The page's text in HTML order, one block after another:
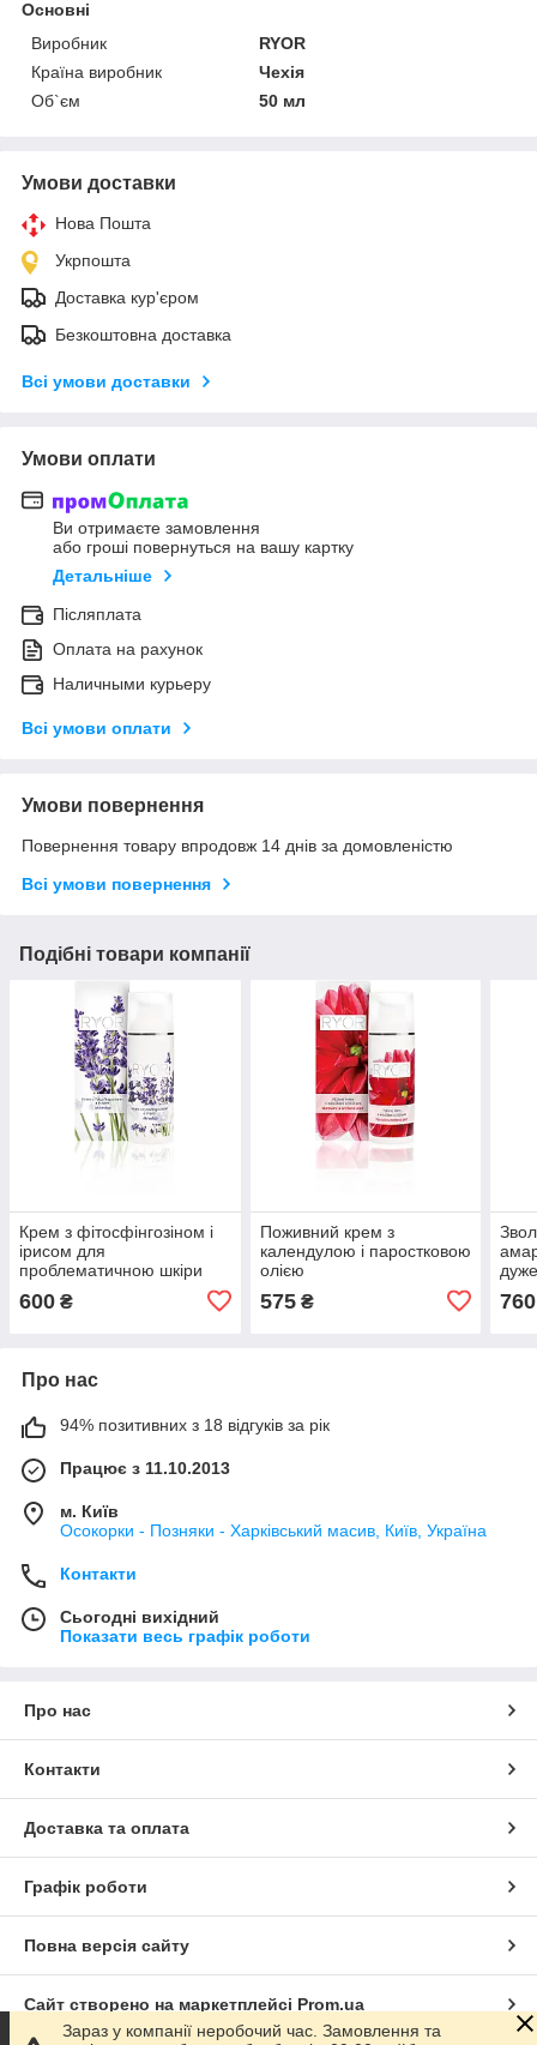
Основні
Виробник
RYOR
Країна виробник
Чехія
Об`єм
50 мл
Умови доставки
Нова Пошта
Укрпошта
Доставка кур'єром
Безкоштовна доставка
Всі умови доставки
Умови оплати
Ви отримаєте замовлення
або гроші повернуться на вашу картку
Детальніше
Післяплата
Оплата на рахунок
Наличными курьеру
Всі умови оплати
Умови повернення
Повернення товару впродовж 14 днів за домовленістю
Всі умови повернення
Подібні товари компанії
Крем з фітосфінгозіном і
ірисом для
проблематичною шкіри
600 ₴
Поживний крем з
календулою і паростковою
олією
575₴ 760
Про нас
94% позитивних з 18 відгуків за рік
Працює з 11.10.2013
м. Київ
Осокорки - Позняки - Харківський масив, Київ, Україна
Контакти
Сьогодні вихідний
Показати весь графік роботи
Про нас
Контакти
Доставка та оплата
Графік роботи
Повна версія сайту
Сайт створено на маркетплейсі Prom.ua
Зараз у компанії неробочий час. Замовлення та